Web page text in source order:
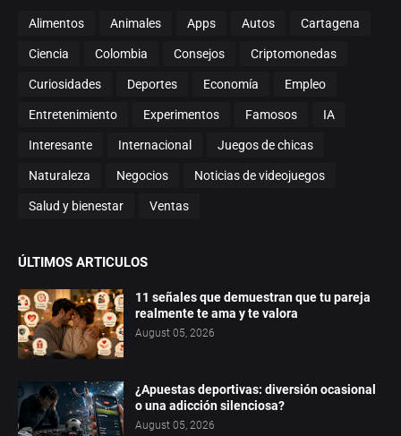
Alimentos Animales Apps Autos Cartagena
Ciencia Colombia Consejos Criptomonedas
Curiosidades Deportes Economía Empleo
Entretenimiento Experimentos Famosos IA
Interesante Internacional Juegos de chicas
Naturaleza Negocios Noticias de videojuegos
Salud y bienestar Ventas
ÚLTIMOS ARTICULOS
11 señales que demuestran que tu pareja
realmente te ama y te valora
August 05, 2026
¿Apuestas deportivas: diversión ocasional
o una adicción silenciosa?
August 05, 2026